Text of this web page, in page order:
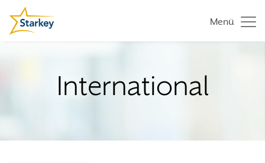
Menü
International